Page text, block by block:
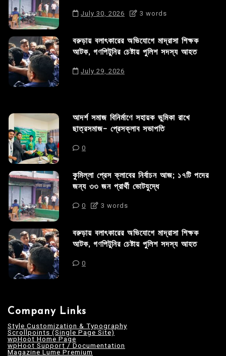
July 30, 2026 3 words
বরুড়ায় বলাৎকারের অভিযোগে মাদ্রাসা শিক্ষক
আটক, গণপিটুনির চেষ্টায় পুলিশ সদস্য আহত
July 29, 2026
আদর্শ সমাজ বিনির্মাণে সহায়ক ভুমিকা রাখে
ছাত্রসমাজ- প্রেসক্লাব সভাপতি
0
কুমিল্লা প্রেস ক্লাবের নির্বাচন আজ; ১৭টি পদের
জন্য ৩৩ জন প্রার্থী ভোটযুদ্ধে
0 3 words
বরুড়ায় বলাৎকারের অভিযোগে মাদ্রাসা শিক্ষক
আটক, গণপিটুনির চেষ্টায় পুলিশ সদস্য আহত
0
Company Links
Style Customization & Typography
Scrollpoints (Single Page Site)
wpHoot Home Page
wpHoot Support / Documentation
Magazine Lume Premium